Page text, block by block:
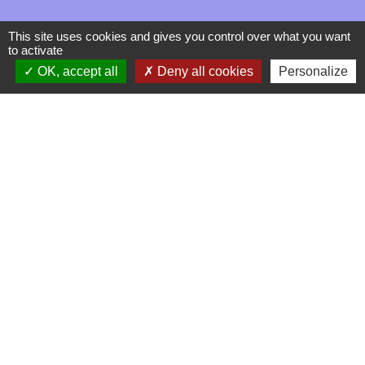
Contacts
This site uses cookies and gives you control over what you want
to activate
OK, accept all
Deny all cookies Personalize